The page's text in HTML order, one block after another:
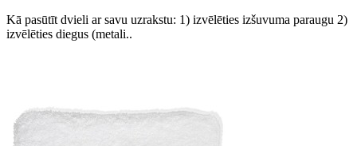
Kā pasūtīt dvieli ar savu uzrakstu: 1) izvēlēties izšuvuma paraugu 2)
izvēlēties diegus (metali..